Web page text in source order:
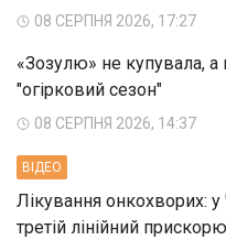
08 СЕРПНЯ 2026, 17:27
«Зозулю» не купувала, а
"огірковий сезон"
08 СЕРПНЯ 2026, 14:37
ВIДЕО
Лікування онкохворих: у
третій лінійний